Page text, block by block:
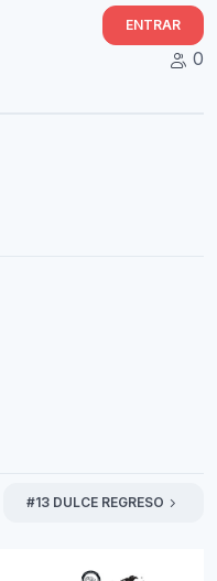
ENTRAR
0
#13 DULCE REGRESO